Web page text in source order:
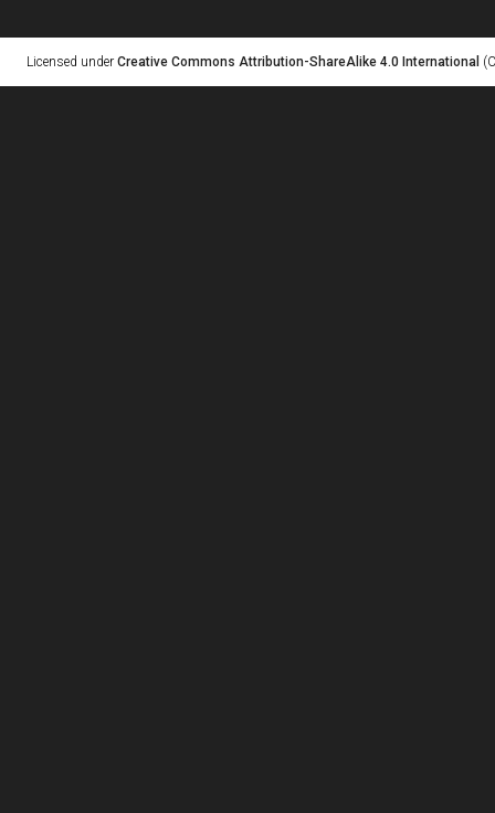
Licensed under Creative Commons Attribution-ShareAlike 4.0 International